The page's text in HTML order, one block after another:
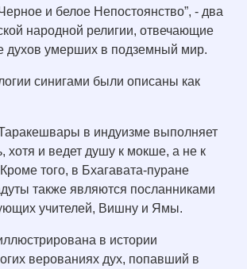
и белое Непостоянство”, - два
народной религии, отвечающие
духов умерших в подземный мир.
синигами были описаны как
в индуизме выполняет
хотя и ведет душу к мокше, а не к
того, в Бхагавата-пуране
также являются посланниками
учителей, Вишну и Ямы.
в истории
верованиях дух, попавший в